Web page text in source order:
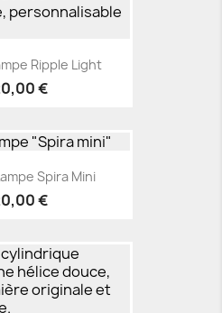
Ripple Light
€
Spira Mini
€